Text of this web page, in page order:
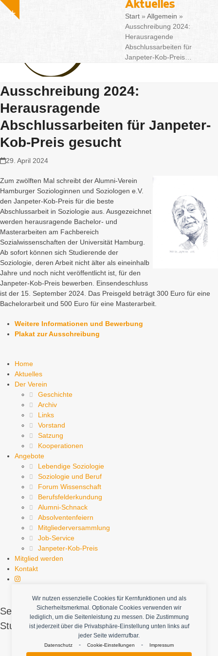
Skip
Wir nutzen essenzielle Cookies für Kernfunktionen und als
Sicherheitsmerkmal. Optionale Cookies verwenden wir
lediglich, um die Seitenleistung zu messen. Die Zustimmung
ist jederzeit über die Privatsphäre-Einstellung unten links auf
jeder Seite widerrufbar.
Datenschutz - Cookie-Einstellungen - Impressum
Show
Aktuelles
Start »Allgemein »
Ausschreibung 2024:
Herausragende
Abschlussarbeiten für
Janpeter-Kob-Preis…
Ausschreibung 2024:
Herausragende
Abschlussarbeiten für Janpeter-
Kob-Preis gesucht
29. April 2024
Zum zwölften Mal schreibt der Alumni-Verein
Hamburger Soziologinnen und Soziologen e.V.
den Janpeter-Kob-Preis für die beste
Abschlussarbeit in Soziologie aus. Ausgezeichnet
werden herausragende Bachelor- und
Masterarbeiten am Fachbereich
Sozialwissenschaften der Universität Hamburg.
Ab sofort können sich Studierende der
Soziologie, deren Arbeit nicht älter als eineinhalb
Jahre und noch nicht veröffentlicht ist, für den
Janpeter-Kob-Preis bewerben. Einsendeschluss
ist der 15. September 2024. Das Preisgeld beträgt 300 Euro für eine
Bachelorarbeit und 500 Euro für eine Masterarbeit.
Weitere Informationen und Bewerbung
Plakat zur Ausschreibung
Home
Aktuelles
Der Verein
Geschichte
Archiv
Links
Vorstand
Satzung
Kooperationen
Angebote
Lebendige Soziologie
Soziologie und Beruf
Forum Wissenschaft
Berufsfelderkundung
Alumni-Schnack
Absolventenfeiern
Mitgliederversammlung
Job-Service
Janpeter-Kob-Preis
Mitglied werden
Kontakt
Sei dabei, Dein Interesse an Soziologie mit
Studierenden und Ehemaligen zu teilen.
Mitglied werden